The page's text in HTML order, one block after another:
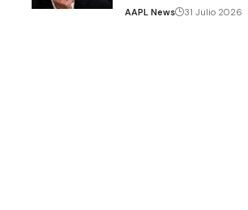
AAPL News 31 Julio 2026